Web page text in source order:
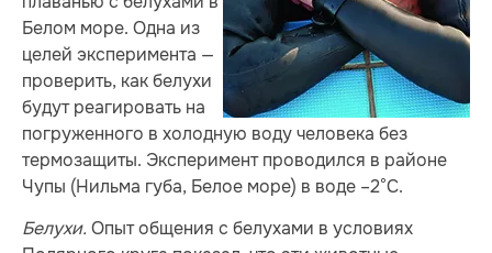
Белом море. Одна из
целей эксперимента —
проверить, как белухи
будут реагировать на
погруженного в холодную воду человека без
термозащиты. Эксперимент проводился в районе
Чупы (Нильма губа, Белое море) в воде –2°С.
Белухи. Опыт общения с белухами в условиях